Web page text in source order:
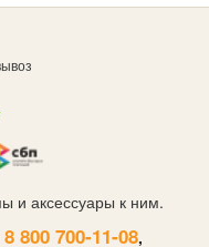
и аксессуары к ним.
8 800 700-11-08,